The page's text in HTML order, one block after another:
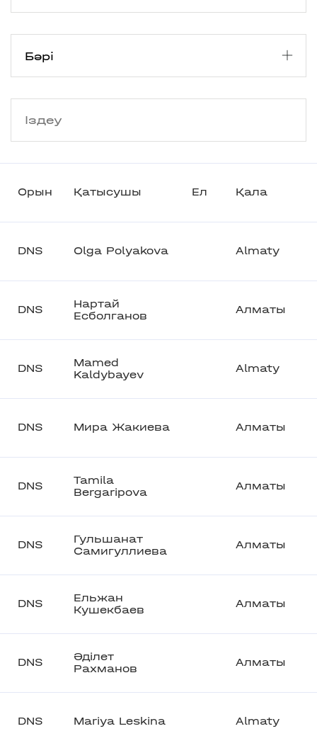
Орын Қатысушы Ел Қала
DNS Olga Polyakova Almaty
DNS
Нартай
Есболганов
Алматы
DNS
Mamed
Kaldybayev
Almaty
DNS Мира Жакиева Алматы
DNS
Tamila
Bergaripova
Алматы
DNS
Гульшанат
Самигуллиева
Алматы
DNS
Ельжан
Кушекбаев
Алматы
DNS
Әділет
Рахманов
Алматы
DNS Mariya Leskina Almaty